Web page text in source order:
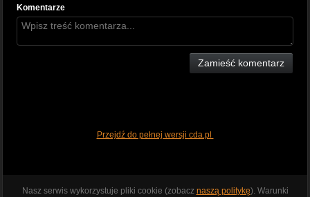
Komentarze
Zamieść komentarz
Przejdź do pełnej wersji cda.pl
Nasz serwis wykorzystuje pliki cookie (zobacz naszą politykę). Warunki